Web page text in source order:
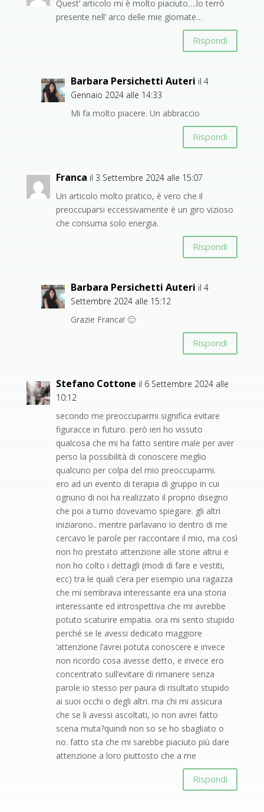
Quest’ articolo mi è molto piaciuto….lo terrò
presente nell’ arco delle mie giornate…
Rispondi
Barbara Persichetti Auteri il 4
Gennaio 2024 alle 14:33
Mi fa molto piacere. Un abbraccio
Rispondi
Franca il 3 Settembre 2024 alle 15:07
Un articolo molto pratico, è vero che il
preoccuparsi eccessivamente è un giro vizioso
che consuma solo energia.
Rispondi
Barbara Persichetti Auteri il 4
Settembre 2024 alle 15:12
Grazie Franca! 🙂
Rispondi
Stefano Cottone il 6 Settembre 2024 alle
10:12
secondo me preoccuparmi significa evitare
figuracce in futuro. però ieri ho vissuto
qualcosa che mi ha fatto sentire male per aver
perso la possibilità di conoscere meglio
qualcuno per colpa del mio preoccuparmi.
ero ad un evento di terapia di gruppo in cui
ognuno di noi ha realizzato il proprio disegno
che poi a turno dovevamo spiegare. gli altri
iniziarono.. mentre parlavano io dentro di me
cercavo le parole per raccontare il mio, ma così
non ho prestato attenzione alle storie altrui e
non ho colto i dettagli (modi di fare e vestiti,
ecc) tra le quali c’era per esempio una ragazza
che mi sembrava interessante era una storia
interessante ed introspettiva che mi avrebbe
potuto scaturire empatia. ora mi sento stupido
perché se le avessi dedicato maggiore
‘attenzione l’avrei potuta conoscere e invece
non ricordo cosa avesse detto, e invece ero
concentrato sull’evitare di rimanere senza
parole io stesso per paura di risultato stupido
ai suoi occhi o degli altri. ma chi mi assicura
che se li avessi ascoltati, io non avrei fatto
scena muta?quindi non so se ho sbagliato o
no. fatto sta che mi sarebbe piaciuto più dare
attenzione a loro piuttosto che a me
Rispondi